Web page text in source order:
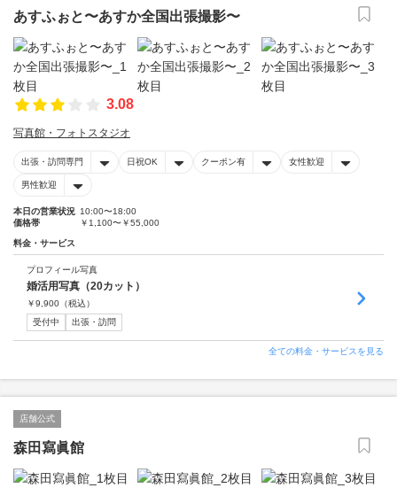
あすふぉと〜あすか全国出張撮影〜
3.08
写真館・フォトスタジオ
出張・訪問専門 日祝OK クーポン有 女性歓迎
男性歓迎
本日の営業状況 10:00〜18:00
価格帯
￥1,100〜￥55,000
料金・サービス
プロフィール写真
婚活用写真（20カット）
￥9,900 （税込）
受付中
出張・訪問
全ての料金・サービスを見る
店舗公式
森田寫眞館